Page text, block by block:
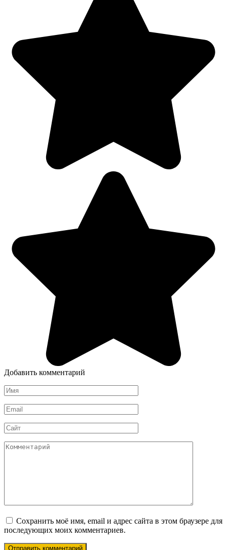
Добавить комментарий
Имя
*
Email
*
Сайт
Комментарий
Сохранить моё имя, email и адрес сайта в этом браузере для
последующих моих комментариев.